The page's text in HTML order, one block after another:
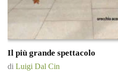
Il più grande spettacolo
di Luigi Dal Cin